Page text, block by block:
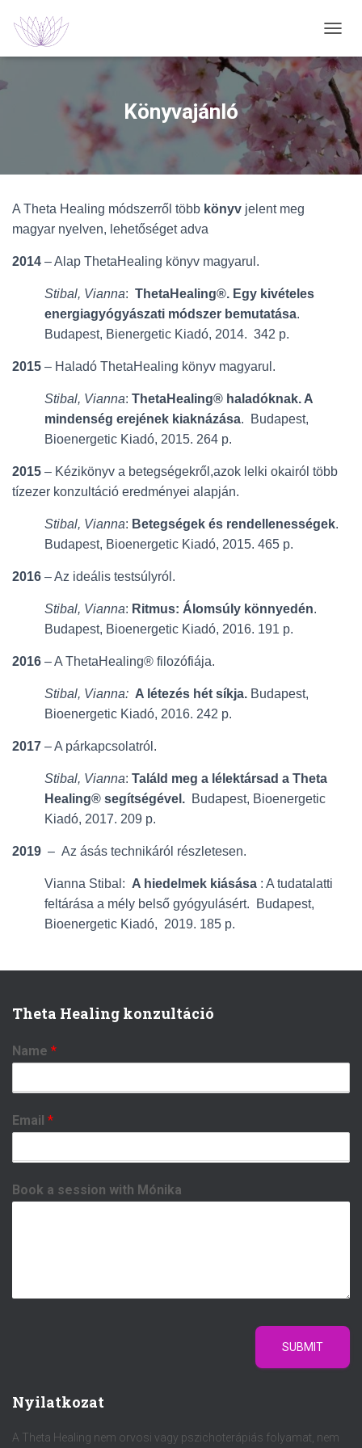
A
V
I
G
Á
C
I
Ó
Könyvajánló
A Theta Healing módszerről több könyv jelent meg
magyar nyelven, lehetőséget adva
2014 – Alap ThetaHealing könyv magyarul.
Stibal, Vianna: ThetaHealing®. Egy kivételes
energiagyógyászati módszer bemutatása.
Budapest, Bienergetic Kiadó, 2014. 342 p.
2015 – Haladó ThetaHealing könyv magyarul.
Stibal, Vianna: ThetaHealing® haladóknak. A
mindenség erejének kiaknázása. Budapest,
Bioenergetic Kiadó, 2015. 264 p.
2015 – Kézikönyv a betegségekről,azok lelki okairól több
tízezer konzultáció eredményei alapján.
Stibal, Vianna: Betegségek és rendellenességek.
Budapest, Bioenergetic Kiadó, 2015. 465 p.
2016 – Az ideális testsúlyról.
Stibal, Vianna: Ritmus: Álomsúly könnyedén.
Budapest, Bioenergetic Kiadó, 2016. 191 p.
2016 – A ThetaHealing® filozófiája.
Stibal, Vianna: A létezés hét síkja. Budapest,
Bioenergetic Kiadó, 2016. 242 p.
2017 – A párkapcsolatról.
Stibal, Vianna: Találd meg a lélektársad a Theta
Healing® segítségével. Budapest, Bioenergetic
Kiadó, 2017. 209 p.
2019 – Az ásás technikáról részletesen.
Vianna Stibal: A hiedelmek kiásása : A tudatalatti
feltárása a mély belső gyógyulásért. Budapest,
Bioenergetic Kiadó, 2019. 185 p.
Theta Healing konzultáció
Name *
Email *
Book a session with Mónika
SUBMIT
Nyilatkozat
A Theta Healing nem orvosi vagy pszichoterápiás folyamat, nem